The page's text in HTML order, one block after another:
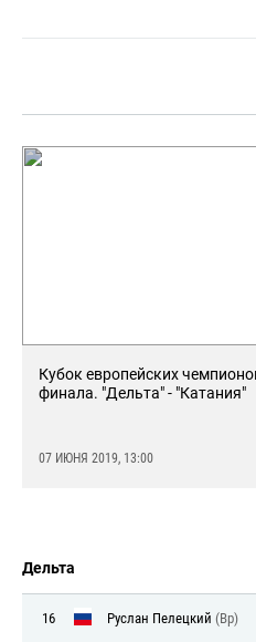
Кубок европейских
финала. "Дельта" - "Катания"
07 ИЮНЯ 2019, 13:00
Дельта
16 Руслан Пелецкий (Вр)